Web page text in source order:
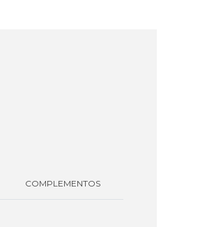
COMPLEMENTOS